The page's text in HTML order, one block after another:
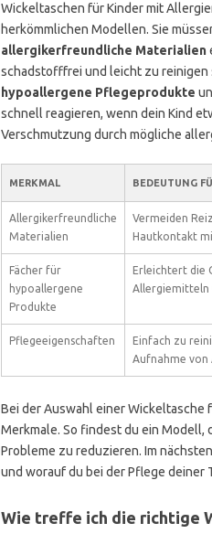
Wickeltaschen für Kinder mit
herkömmlichen Modellen. Sie
allergikerfreundliche Materialien
schadstofffrei und leicht zu reinigen
hypoallergene Pflegeprodukte
schnell reagieren, wenn dein Kind
Verschmutzung durch mögliche
MERKMAL BEDEUTUNG
Allergikerfreundliche
Materialien
Vermeiden
Hautkontakt
Fächer für
hypoallergene
Produkte
Erleichtert die
Allergiemitteln
Pflegeeigenschaften
Einfach zu
Aufnahme von
Bei der Auswahl einer Wickeltasche
Merkmale. So findest du ein Modell,
Probleme zu reduzieren. Im
und worauf du bei der Pflege deiner
Wie treffe ich die richtige